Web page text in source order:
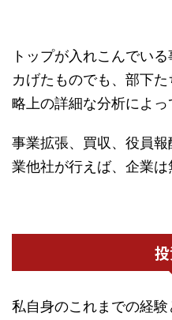
トップが入れこんでい
カげたものでも、部下
略上の詳細な分析によっ
事業拡張、買収、役員
業他社が行えば、企業は
私自身のこれまでの経